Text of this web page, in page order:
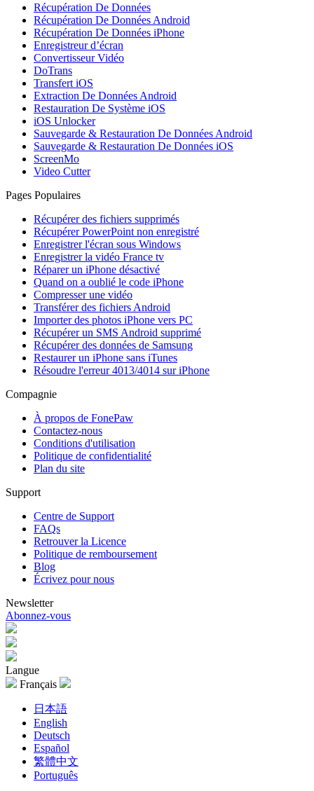
Récupération De Données
Récupération De Données Android
Récupération De Données iPhone
Enregistreur d’écran
Convertisseur Vidéo
DoTrans
Transfert iOS
Extraction De Données Android
Restauration De Système iOS
iOS Unlocker
Sauvegarde & Restauration De Données Android
Sauvegarde & Restauration De Données iOS
ScreenMo
Video Cutter
Pages Populaires
Récupérer des fichiers supprimés
Récupérer PowerPoint non enregistré
Enregistrer l'écran sous Windows
Enregistrer la vidéo France tv
Réparer un iPhone désactivé
Quand on a oublié le code iPhone
Compresser une vidéo
Transférer des fichiers Android
Importer des photos iPhone vers PC
Récupérer un SMS Android supprimé
Récupérer des données de Samsung
Restaurer un iPhone sans iTunes
Résoudre l'erreur 4013/4014 sur iPhone
Compagnie
À propos de FonePaw
Contactez-nous
Conditions d'utilisation
Politique de confidentialité
Plan du site
Support
Centre de Support
FAQs
Retrouver la Licence
Politique de remboursement
Blog
Écrivez pour nous
Newsletter
Abonnez-vous
Langue
Français
日本語
English
Deutsch
Español
繁體中文
Português